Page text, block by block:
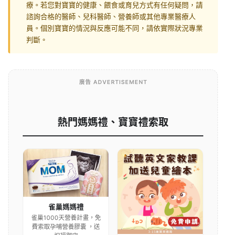
療。若您對寶寶的健康、餵食或育兒方式有任何疑問，請
諮詢合格的醫師、兒科醫師、營養師或其他專業醫療人
員。個別寶寶的情況與反應可能不同，請依實際狀況專業
判斷。
廣告 ADVERTISEMENT
熱門媽媽禮、寶寶禮索取
雀巢媽媽禮
雀巢1000天營養計畫，免
費索取孕哺營養膠囊 ，送